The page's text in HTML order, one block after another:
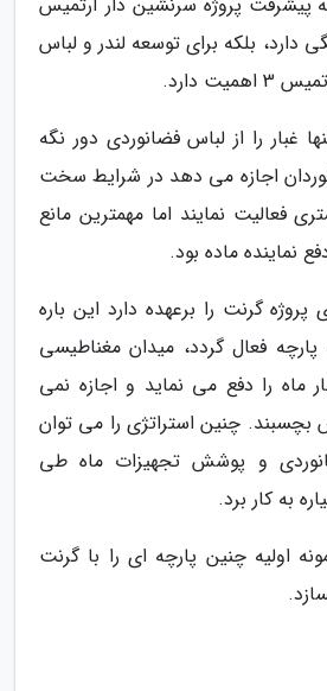
بستگی دارد، بلکه برای توسعه لندر و لباس
دارد.
غبار را از لباس فضانوردی دور نگه
اجازه می دهد در شرایط سخت
فعالیت نمایند اما مهمترین مانع
نماینده ماده بود.
گرنت را برعهده دارد این باره
فعال گردد، میدان مغناطیسی
ماه را دفع می نماید و اجازه نمی
بچسبند. چنین استراتژی را می توان
و پوشش تجهیزات ماه طی
به کار برد.
اولیه چنین پارچه ای را با گرنت